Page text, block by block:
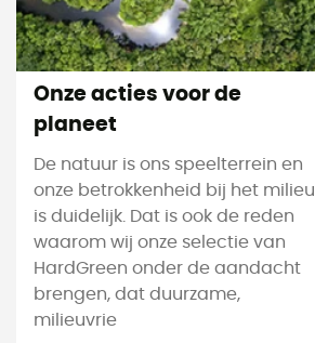
Onze acties voor de
planeet
De natuur is ons speelterrein en
onze betrokkenheid bij het milieu
is duidelijk. Dat is ook de reden
waarom wij onze selectie van
HardGreen onder de aandacht
brengen, dat duurzame,
milieuvrie